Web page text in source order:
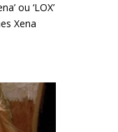
ou ‘LOX’
Xena